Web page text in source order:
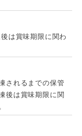
は賞味期限に関わ
されるまでの保管
後は賞味期限に関